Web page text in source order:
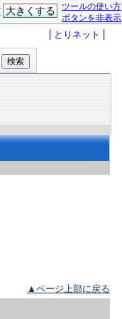
ツールの使い方
ボタンを非表示
大きくする
とりネット
▲ページ上部に戻る